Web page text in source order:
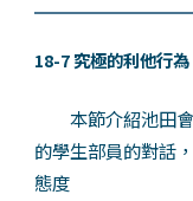
18-7 究極的利他行為
本節介紹池田會
的學生部員的對話
態度